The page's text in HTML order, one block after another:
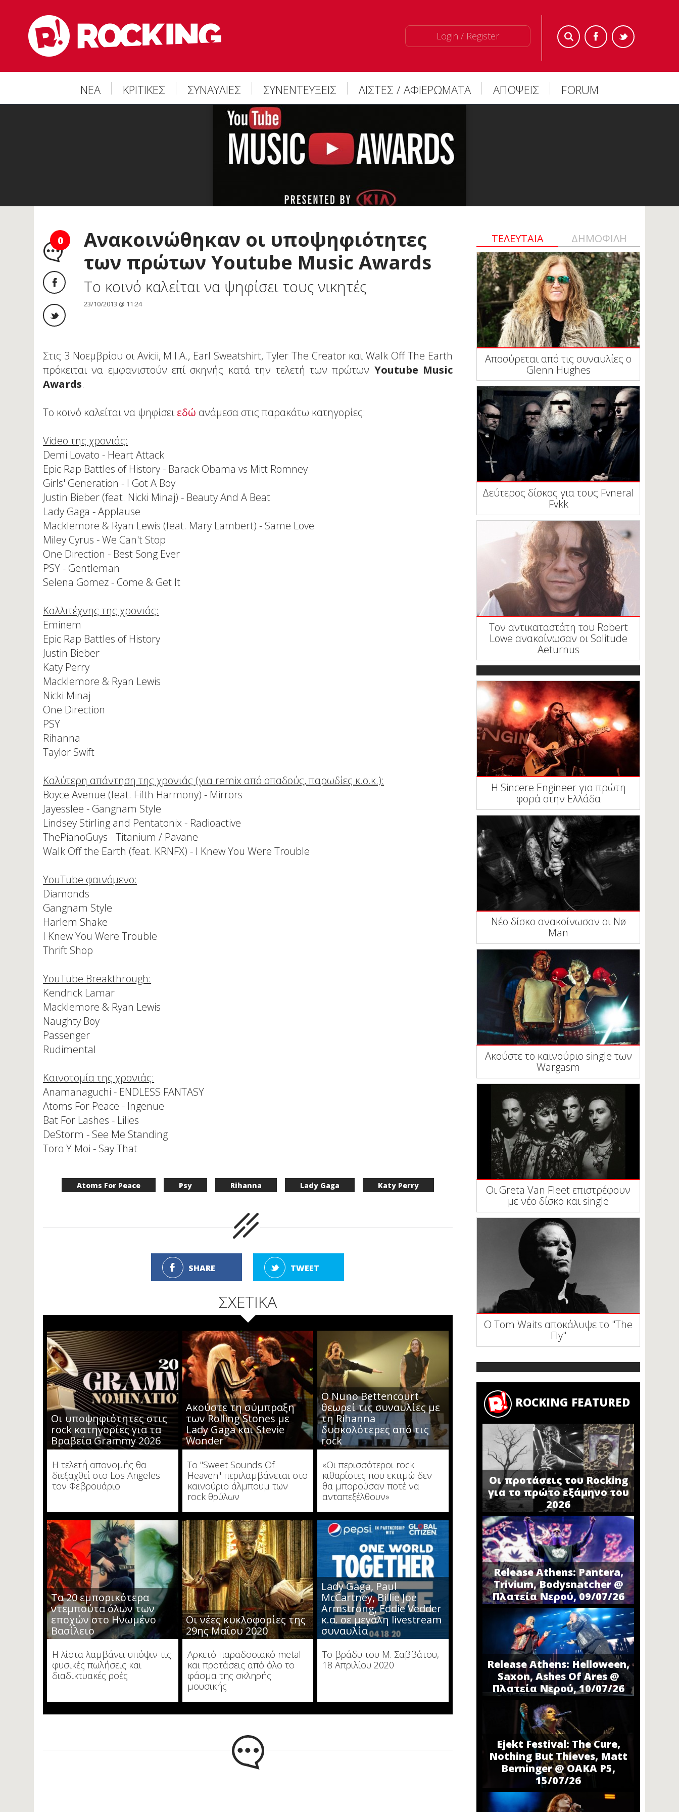
Login / Register
ΝΕΑ ΚΡΙΤΙΚΕΣ ΣΥΝΑΥΛΙΕΣ ΣΥΝΕΝΤΕΥΞΕΙΣ ΛΙΣΤΕΣ / ΑΦΙΕΡΩΜΑΤΑ ΑΠΟΨΕΙΣ FORUM
0
Ανακοινώθηκαν οι υποψηφιότητες
των πρώτων Youtube Music Awards
Το κοινό καλείται να ψηφίσει τους νικητές
23/10/2013 @ 11:24
Στις 3 Νοεμβρίου οι Avicii, M.I.A., Earl Sweatshirt, Tyler The Creator και Walk Off The Earth
πρόκειται να εμφανιστούν επί σκηνής κατά την τελετή των πρώτων Youtube Music
Awards.
Το κοινό καλείται να ψηφίσειεδώ ανάμεσα στις παρακάτω κατηγορίες:
Video της χρονιάς:
Demi Lovato - Heart Attack
Epic Rap Battles of History - Barack Obama vs Mitt Romney
Girls' Generation - I Got A Boy
Justin Bieber (feat. Nicki Minaj) - Beauty And A Beat
Lady Gaga - Applause
Macklemore & Ryan Lewis (feat. Mary Lambert) - Same Love
Miley Cyrus - We Can't Stop
One Direction - Best Song Ever
PSY - Gentleman
Selena Gomez - Come & Get It
Καλλιτέχνης της χρονιάς:
Eminem
Epic Rap Battles of History
Justin Bieber
Katy Perry
Macklemore & Ryan Lewis
Nicki Minaj
One Direction
PSY
Rihanna
Taylor Swift
Καλύτερη απάντηση της χρονιάς (για remix από οπαδούς, παρωδίες κ.ο.κ.):
Boyce Avenue (feat. Fifth Harmony) - Mirrors
Jayesslee - Gangnam Style
Lindsey Stirling and Pentatonix - Radioactive
ThePianoGuys - Titanium / Pavane
Walk Off the Earth (feat. KRNFX) - I Knew You Were Trouble
YouTube φαινόμενο:
Diamonds
Gangnam Style
Harlem Shake
I Knew You Were Trouble
Thrift Shop
YouTube Breakthrough:
Kendrick Lamar
Macklemore & Ryan Lewis
Naughty Boy
Passenger
Rudimental
Καινοτομία της χρονιάς:
Anamanaguchi - ENDLESS FANTASY
Atoms For Peace - Ingenue
Bat For Lashes - Lilies
DeStorm - See Me Standing
Toro Y Moi - Say That
Atoms For Peace Psy Rihanna Lady Gaga Katy Perry
SHARE TWEET
ΣΧΕΤΙΚΑ
Οι υποψηφιότητες στις
rock κατηγορίες για τα
Βραβεία Grammy 2026
Η τελετή απονομής θα
διεξαχθεί στο Los Angeles
τον Φεβρουάριο
Ακούστε τη σύμπραξη
των Rolling Stones με
Lady Gaga και Stevie
Wonder
Το "Sweet Sounds Of
Heaven" περιλαμβάνεται στο
καινούριο άλμπουμ των
rock θρύλων
Ο Nuno Bettencourt
θεωρεί τις συναυλίες με
τη Rihanna
δυσκολότερες από τις
rock
«Οι περισσότεροι rock
κιθαρίστες που εκτιμώ δεν
θα μπορούσαν ποτέ να
ανταπεξέλθουν»
Τα 20 εμπορικότερα
ντεμπούτα όλων των
εποχών στο Ηνωμένο
Βασίλειο
Η λίστα λαμβάνει υπόψιν τις
φυσικές πωλήσεις και
διαδικτυακές ροές
Οι νέες κυκλοφορίες της
29ης Μαΐου 2020
Αρκετό παραδοσιακό metal
και προτάσεις από όλο το
φάσμα της σκληρής
μουσικής
Lady Gaga, Paul
McCartney, Billie Joe
Armstrong, Eddie Vedder
κ.α. σε μεγάλη livestream
συναυλία
Το βράδυ του Μ. Σαββάτου,
18 Απριλίου 2020
ΤΕΛΕΥΤΑΙΑ ΔΗΜΟΦΙΛΗ
Αποσύρεται από τις συναυλίες ο
Glenn Hughes
Δεύτερος δίσκος για τους Fvneral
Fvkk
Τον αντικαταστάτη του Robert
Lowe ανακοίνωσαν οι Solitude
Aeturnus
Η Sincere Engineer για πρώτη
φορά στην Ελλάδα
Νέο δίσκο ανακοίνωσαν οι Nø
Man
Ακούστε το καινούριο single των
Wargasm
Οι Greta Van Fleet επιστρέφουν
με νέο δίσκο και single
Ο Tom Waits αποκάλυψε το "The
Fly"
ROCKING FEATURED
Οι προτάσεις του Rocking
για το πρώτο εξάμηνο του
2026
Release Athens: Pantera,
Trivium, Bodysnatcher @
Πλατεία Νερού, 09/07/26
Release Athens: Helloween,
Saxon, Ashes Of Ares @
Πλατεία Νερού, 10/07/26
Ejekt Festival: The Cure,
Nothing But Thieves, Matt
Berninger @ ΟΑΚΑ P5,
15/07/26